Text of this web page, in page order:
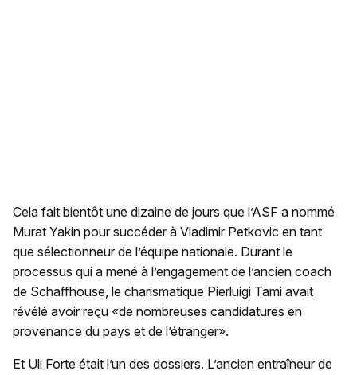
Cela fait bientôt une dizaine de jours que l’ASF a nommé
Murat Yakin pour succéder à Vladimir Petkovic en tant
que sélectionneur de l’équipe nationale. Durant le
processus qui a mené à l’engagement de l’ancien coach
de Schaffhouse, le charismatique Pierluigi Tami avait
révélé avoir reçu «de nombreuses candidatures en
provenance du pays et de l’étranger».
Et Uli Forte était l’un des dossiers. L’ancien entraîneur de